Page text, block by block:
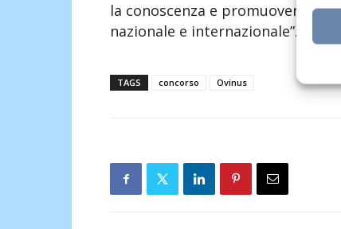
la conoscenza e promuovere il
nazionale e internazionale”.
TAGS concorso Ovinus